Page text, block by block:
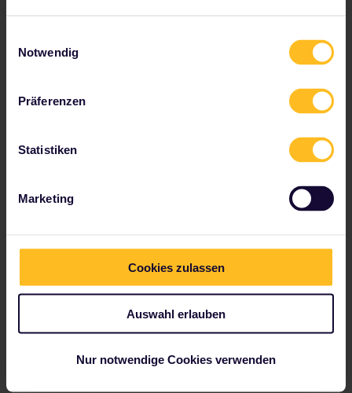
Notwendig
Präferenzen
Statistiken
Marketing
Cookies zulassen
Auswahl erlauben
Nur notwendige Cookies verwenden
Karte des europäischen Streckennetzes anzeigen
Entdecken Sie den neuen